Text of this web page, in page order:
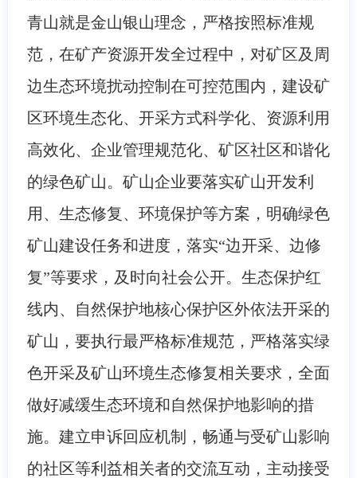
青山就是金山银山理念，严格按照标准规
范，在矿产资源开发全过程中，对矿区及周
边生态环境扰动控制在可控范围内，建设矿
区环境生态化、开采方式科学化、资源利用
高效化、企业管理规范化、矿区社区和谐化
的绿色矿山。矿山企业要落实矿山开发利
用、生态修复、环境保护等方案，明确绿色
矿山建设任务和进度，落实“边开采、边修
复”等要求，及时向社会公开。生态保护红
线内、自然保护地核心保护区外依法开采的
矿山，要执行最严格标准规范，严格落实绿
色开采及矿山环境生态修复相关要求，全面
做好减缓生态环境和自然保护地影响的措
施。建立申诉回应机制，畅通与受矿山影响
的社区等利益相关者的交流互动，主动接受